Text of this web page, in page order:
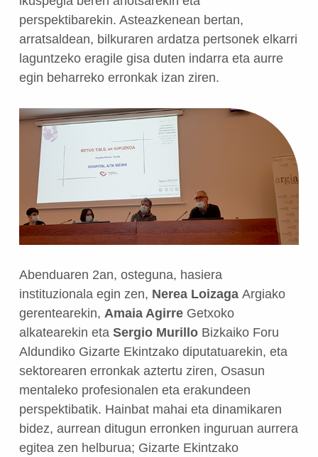
perspektibarekin. Asteazkenean bertan,
arratsaldean, bilkuraren ardatza pertsonek elkarri
laguntzeko eragile gisa duten indarra eta aurre
egin beharreko erronkak izan ziren.
Abenduaren 2an, osteguna, hasiera
instituzionala egin zen, Nerea LoizagaArgiako
gerentearekin, Amaia Agirre Getxoko
alkatearekin eta Sergio Murillo Bizkaiko Foru
Aldundiko Gizarte Ekintzako diputatuarekin, eta
sektorearen erronkak aztertu ziren, Osasun
mentaleko profesionalen eta erakundeen
perspektibatik. Hainbat mahai eta dinamikaren
bidez, aurrean ditugun erronken inguruan aurrera
egitea zen helburua; Gizarte Ekintzako